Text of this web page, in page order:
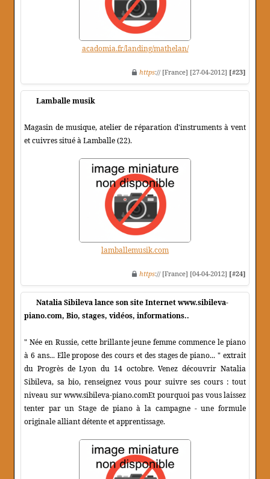
acadomia.fr/landing/mathelan/
https:// [France] [27-04-2012] [#23]
Lamballe musik
Magasin de musique, atelier de réparation d'instruments à vent
et cuivres situé à Lamballe (22).
lamballemusik.com
https:// [France] [04-04-2012] [#24]
Natalia Sibileva lance son site Internet www.sibileva-
piano.com, Bio, stages, vidéos, informations..
" Née en Russie, cette brillante jeune femme commence le piano
à 6 ans... Elle propose des cours et des stages de piano... " extrait
du Progrès de Lyon du 14 octobre. Venez découvrir Natalia
Sibileva, sa bio, renseignez vous pour suivre ses cours : tout
niveau sur www.sibileva-piano.comEt pourquoi pas vous laissez
tenter par un Stage de piano à la campagne - une formule
originale alliant détente et apprentissage.